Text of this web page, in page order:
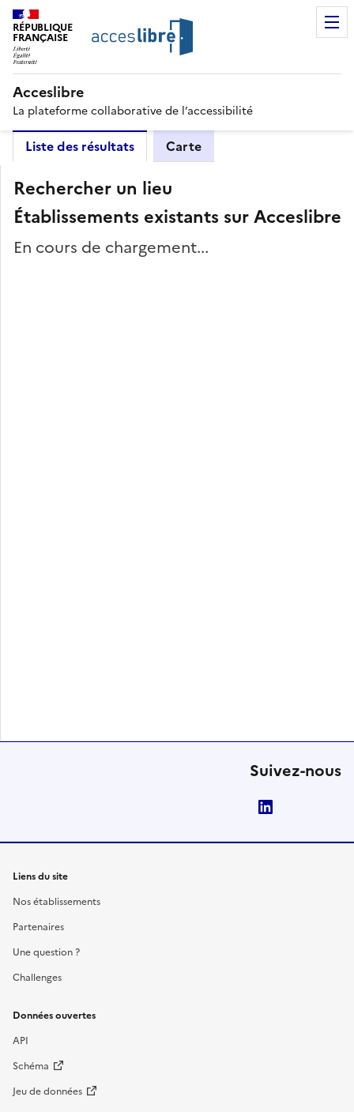
RÉPUBLIQUE
FRANÇAISE
Acceslibre
La plateforme collaborative de l’accessibilité
Liste des résultats Carte
Rechercher un lieu
Établissements existants sur Acceslibre
En cours de chargement...
Suivez-nous
Liens du site
Nos établissements
Partenaires
Une question ?
Challenges
Données ouvertes
API
Schéma
Jeu de données